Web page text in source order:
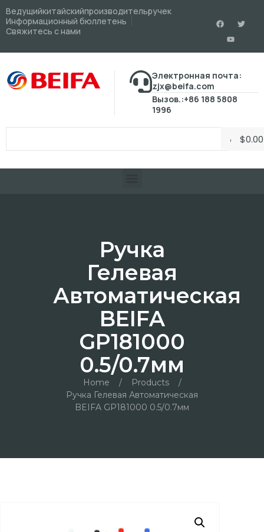
Ведущийкитайскийпроизводительручек
Информационный бюллетень
Свяжитесь с нами
Электронная почта:
zjx@beifa.com
Вызов.:+86 188 5808
1996
$0.00
Ручка
Гелевая
Автоматическая
BEIFA
GP181000
0.5/0.7мм
Home / Products
/
Ручка Гелевая Автоматическая
BEIFA GP181000 0.5/0.7мм